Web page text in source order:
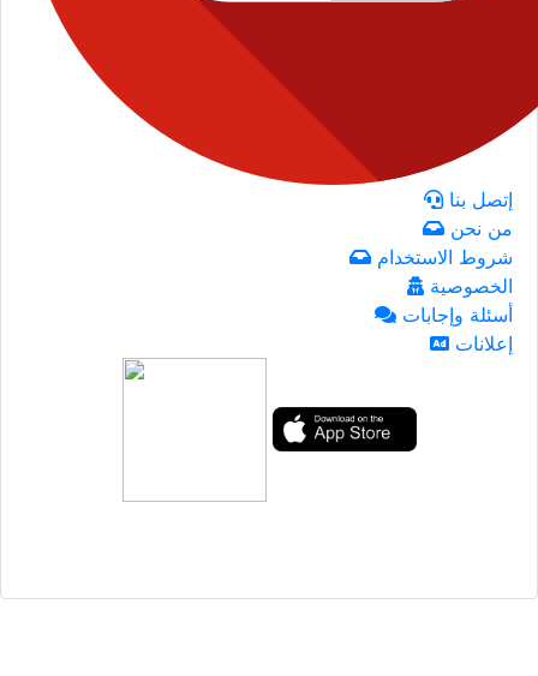
إتصل بنا
من نحن
شروط الاستخدام
الخصوصية
أسئلة وإجابات
إعلانات